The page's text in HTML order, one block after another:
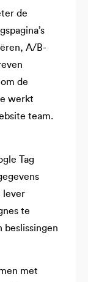
de
A/B-
de
werkt
team.
Tag
lever
te
beslissingen
met